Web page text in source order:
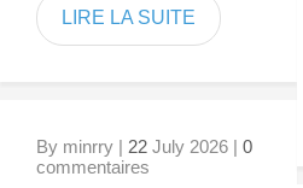
LIRE LA SUITE
By minrry | 22 July 2026 | 0
commentaires